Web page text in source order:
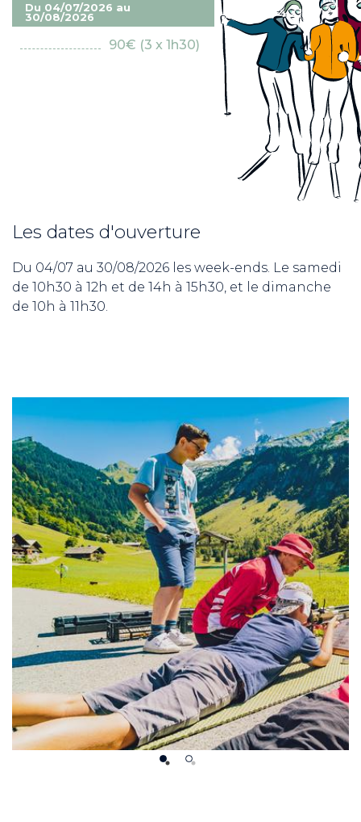
Du 04/07/2026 au
30/08/2026
90€ (3 x 1h30)
Les dates d'ouverture
Du 04/07 au 30/08/2026 les week-ends. Le samedi
de 10h30 à 12h et de 14h à 15h30, et le dimanche
de 10h à 11h30.